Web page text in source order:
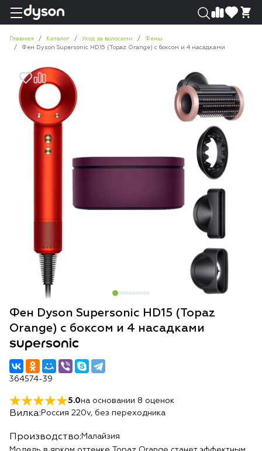
Главная Каталог Уход за волосами
Фены
Фен Dyson Supersonic HD15 (Topaz Orange) с боксом и 4 насадками
Фен Dyson Supersonic HD15 (Topaz
Orange) с боксом и 4 насадками
supersonic
364574-39
5.0на основании 8 оценок
Вилка: Россия 220v, без переходника
Производство: Малайзия